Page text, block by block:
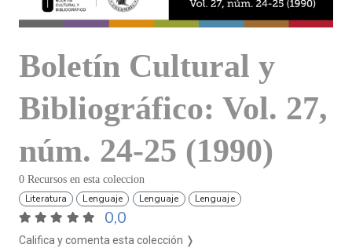
Boletín Cultural y
Bibliográfico: Vol. 27,
núm. 24-25 (1990)
0 Recursos en esta coleccion
Literatura Lenguaje Lenguaje Lenguaje
0,0
Califica y comenta esta colección ❭